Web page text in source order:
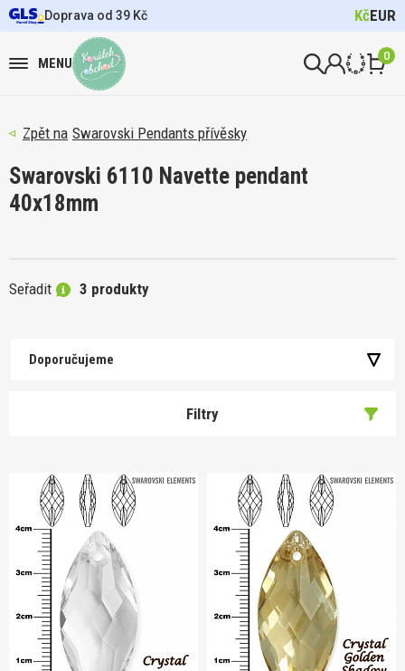
Doprava od 39 Kč KčEUR
MENU 0
Swarovski Pendants přívěsky
Swarovski 6110 Navette pendant
40x18mm
Seřadit 3 produkty
Doporučujeme
Filtry